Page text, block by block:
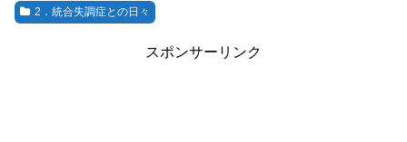
2．統合失調症との日々
スポンサーリンク